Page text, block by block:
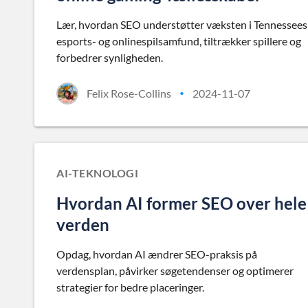
Lær, hvordan SEO understøtter væksten i Tennessees
esports- og onlinespilsamfund, tiltrækker spillere og
forbedrer synligheden.
Felix Rose-Collins • 2024-11-07
AI-TEKNOLOGI
Hvordan AI former SEO over hele
verden
Opdag, hvordan AI ændrer SEO-praksis på
verdensplan, påvirker søgetendenser og optimerer
strategier for bedre placeringer.